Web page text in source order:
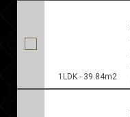
1LDK - 39.84m2